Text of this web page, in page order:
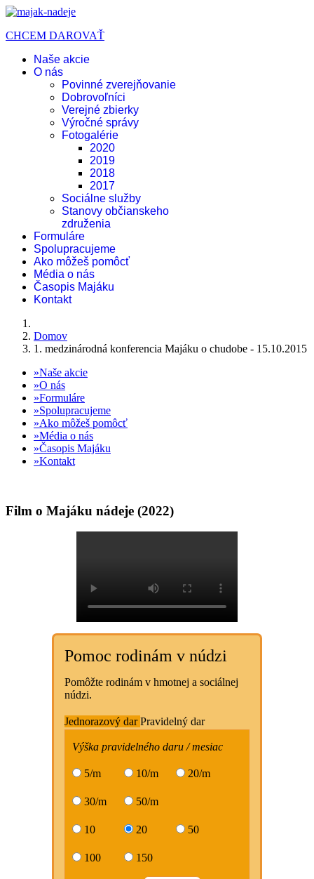
CHCEM DAROVAŤ
Naše akcie
O nás
Povinné zverejňovanie
Dobrovoľníci
Verejné zbierky
Výročné správy
Fotogalérie
2020
2019
2018
2017
Sociálne služby
Stanovy občianskeho
združenia
Formuláre
Spolupracujeme
Ako môžeš pomôcť
Média o nás
Časopis Majáku
Kontakt
Domov
1. medzinárodná konferencia Majáku o chudobe - 15.10.2015
Naše akcie
O nás
Formuláre
Spolupracujeme
Ako môžeš pomôcť
Média o nás
Časopis Majáku
Kontakt
Film o Majáku nádeje (2022)